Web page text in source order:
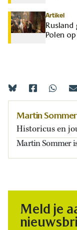
Artikel
Polen
Martin Sommer
Historicus en
Martin Sommer
Meld je